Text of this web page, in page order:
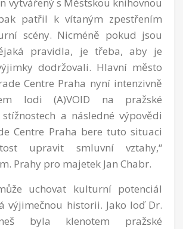
vytvářený s Městskou knihovnou
patřil k vítaným zpestřením
scény. Nicméně pokud jsou
pravidla, je třeba, aby je
dodržovali. Hlavní město
Centre Praha nyní intenzivně
lodi (A)VOID na pražské
a následné výpovědi
Centre Praha bere tuto situaci
upravit smluvní vztahy,“
Prahy pro majetek Jan Chabr.
uchovat kulturní potenciál
výjimečnou historii. Jako loď Dr.
byla klenotem pražské